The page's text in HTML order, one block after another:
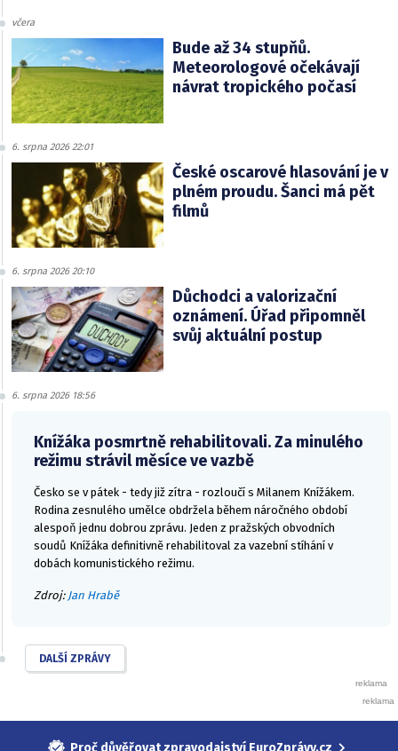
včera
Bude až 34 stupňů.
Meteorologové očekávají
návrat tropického počasí
6. srpna 2026 22:01
České oscarové hlasování je v
plném proudu. Šanci má pět
filmů
6. srpna 2026 20:10
Důchodci a valorizační
oznámení. Úřad připomněl
svůj aktuální postup
6. srpna 2026 18:56
Knížáka posmrtně rehabilitovali. Za minulého
režimu strávil měsíce ve vazbě
Česko se v pátek - tedy již zítra - rozloučí s Milanem Knížákem.
Rodina zesnulého umělce obdržela během náročného období
alespoň jednu dobrou zprávu. Jeden z pražských obvodních
soudů Knížáka definitivně rehabilitoval za vazební stíhání v
dobách komunistického režimu.
Zdroj: Jan Hrabě
DALŠÍ ZPRÁVY